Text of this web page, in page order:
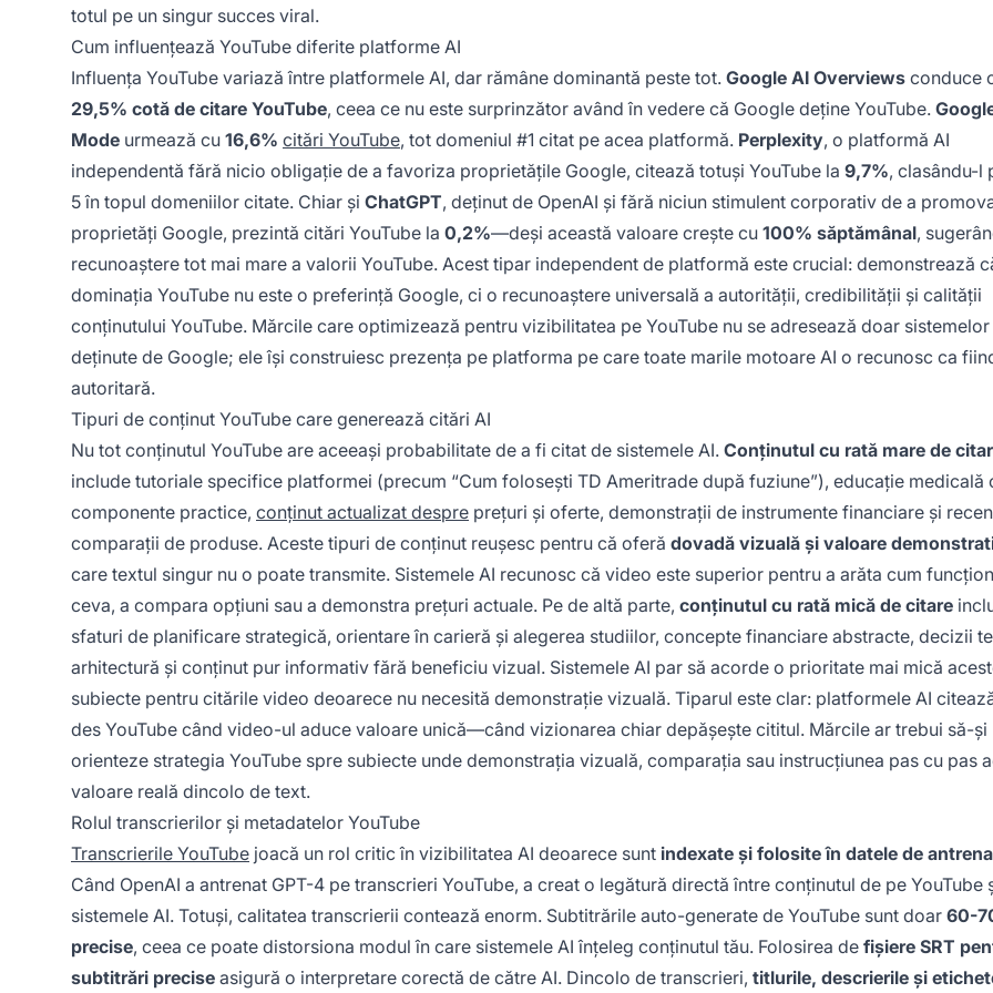
totul pe un singur succes viral.
Cum influențează YouTube diferite platforme AI
Influența YouTube variază între platformele AI, dar rămâne dominantă peste tot. Google AI Overviews conduce
29,5% cotă de citare YouTube, ceea ce nu este surprinzător având în vedere că Google deține YouTube.
Mode urmează cu 16,6% citări YouTube, tot domeniul #1 citat pe acea platformă. Perplexity, o platformă AI
independentă fără nicio obligație de a favoriza proprietățile Google, citează totuși YouTube la 9,7%, clasându-l
5 în topul domeniilor citate. Chiar și ChatGPT, deținut de OpenAI și fără niciun stimulent corporativ de a
proprietăți Google, prezintă citări YouTube la 0,2%—deși această valoare crește cu 100% săptămânal,
recunoaștere tot mai mare a valorii YouTube. Acest tipar independent de platformă este crucial: demonstrează
dominația YouTube nu este o preferință Google, ci o recunoaștere universală a autorității, credibilității și calității
conținutului YouTube. Mărcile care optimizează pentru vizibilitatea pe YouTube nu se adresează doar sistemelor
deținute de Google; ele își construiesc prezența pe platforma pe care toate marile motoare AI o recunosc ca
autoritară.
Tipuri de conținut YouTube care generează citări AI
Nu tot conținutul YouTube are aceeași probabilitate de a fi citat de sistemele AI. Conținutul cu rată mare de
include tutoriale specifice platformei (precum “Cum folosești TD Ameritrade după fuziune”), educație medicală
componente practice, conținut actualizat despre prețuri și oferte, demonstrații de instrumente financiare și
comparații de produse. Aceste tipuri de conținut reușesc pentru că oferă dovadă vizuală și valoare
care textul singur nu o poate transmite. Sistemele AI recunosc că video este superior pentru a arăta cum
ceva, a compara opțiuni sau a demonstra prețuri actuale. Pe de altă parte, conținutul cu rată mică de citare
sfaturi de planificare strategică, orientare în carieră și alegerea studiilor, concepte financiare abstracte, decizii
arhitectură și conținut pur informativ fără beneficiu vizual. Sistemele AI par să acorde o prioritate mai mică
subiecte pentru citările video deoarece nu necesită demonstrație vizuală. Tiparul este clar: platformele AI
des YouTube când video-ul aduce valoare unică—când vizionarea chiar depășește cititul. Mărcile ar trebui să-și
orienteze strategia YouTube spre subiecte unde demonstrația vizuală, comparația sau instrucțiunea pas cu pas
valoare reală dincolo de text.
Rolul transcrierilor și metadatelor YouTube
Transcrierile YouTube joacă un rol critic în vizibilitatea AI deoarece sunt indexate și folosite în datele de
Când OpenAI a antrenat GPT-4 pe transcrieri YouTube, a creat o legătură directă între conținutul de pe YouTube
sistemele AI. Totuși, calitatea transcrierii contează enorm. Subtitrările auto-generate de YouTube sunt doar 60-
precise, ceea ce poate distorsiona modul în care sistemele AI înțeleg conținutul tău. Folosirea de fișiere SRT
subtitrări precise asigură o interpretare corectă de către AI. Dincolo de transcrieri, titlurile, descrierile și